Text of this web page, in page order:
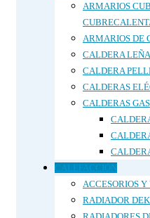
ARMARIOS
ARMARIOS DE
CALDERA LEÑA
CALDERA
CALDERAS
CALDERAS GAS
CALEFACCIÓN
ACCESORIOS
RADIADOR